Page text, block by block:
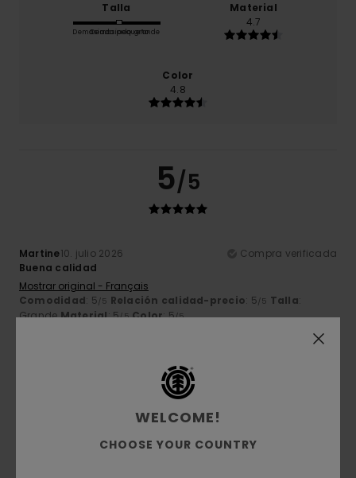
Talla
Demasiado pequeño
Demasiado grande
Material
4.7
Color
4.8
5/5
Martine10. julio 2026
Compra verificada
Buena calidad
Mostrar original - Français
Comodidad: 5/5 Relación calidad-precio: 5/5 Talla:
GrandeMaterial: 5/5 Color: 5/5
5/5
WELCOME!
CHOOSE YOUR COUNTRY